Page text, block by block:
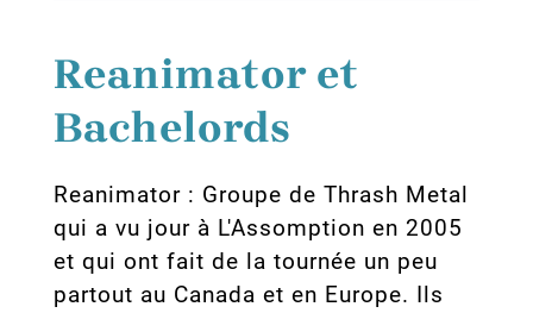
Reanimator et
Bachelords
Reanimator : Groupe de Thrash Metal
qui a vu jour à L'Assomption en 2005
et qui ont fait de la tournée un peu
partout au Canada et en Europe. Ils